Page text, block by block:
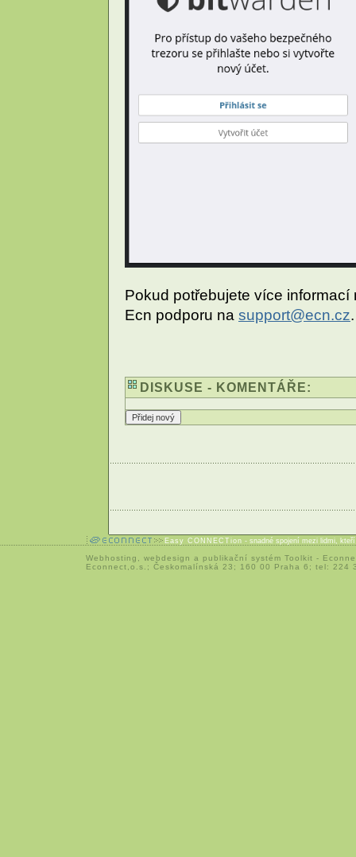
Pokud potřebujete více
Ecn podporu na support@ecn.cz.
DISKUSE - KOMENTÁŘE:
Easy CONNECTion - snadné spojení mezi lidmi,
Webhosting webdesign a publikační systém Toolkit -
Econnect,o.s.; Českomalínská 23; 160 00 Praha 6; tel: 224